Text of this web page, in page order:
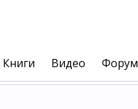
Книги Видео Форум